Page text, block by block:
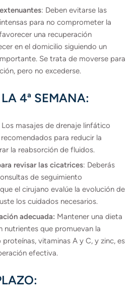
: Deben evitarse las
para no comprometer la
una recuperación
en el domicilio siguiendo un
Se trata de moverse para
pero no excederse.
4ª SEMANA:
Los masajes de drenaje linfático
para reducir la
la reabsorción de fluidos.
revisar las cicatrices: Deberás
de seguimiento
el cirujano evalúe la evolución de
los cuidados necesarios.
adecuada: Mantener una dieta
nutrientes que promuevan la
vitaminas A y C, y zinc, es
efectiva.